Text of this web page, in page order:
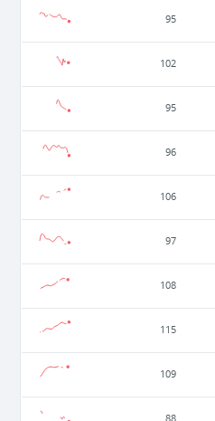
95
102
95
96
106
97
108
115
109